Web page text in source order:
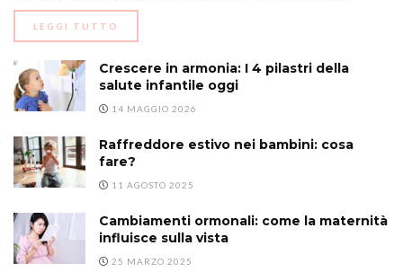
LEGGI TUTTO
Crescere in armonia: I 4 pilastri della
salute infantile oggi
14 MAGGIO 2026
Raffreddore estivo nei bambini: cosa
fare?
11 AGOSTO 2025
Cambiamenti ormonali: come la maternità
influisce sulla vista
25 MARZO 2025